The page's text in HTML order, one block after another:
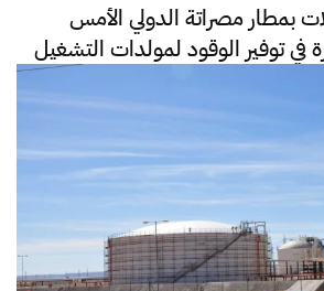
بمطار مصراتة الدولي الأمس
في توفير الوقود لمولدات التشغيل